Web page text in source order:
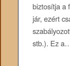
biztosítja a
jár, ezért
stb.). Ez